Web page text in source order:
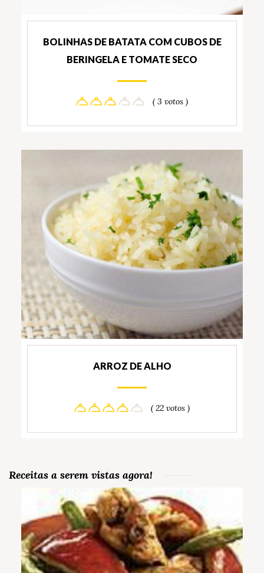
BOLINHAS DE BATATA COM CUBOS DE
BERINGELA E TOMATE SECO
( 3 votos )
ARROZ DE ALHO
( 22 votos )
Receitas a serem vistas agora!